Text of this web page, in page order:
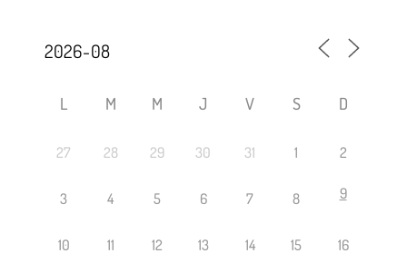
L M M J V S D
27 28 29 30 31 1 2
3 4 5 6 7 8 9
10 11 12 13 14 15 16